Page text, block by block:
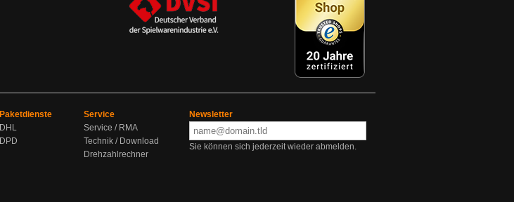
Paketdienste
DHL
DPD
Service
Service / RMA
Technik / Download
Drehzahlrechner
Newsletter
Sie können sich jederzeit wieder abmelden.